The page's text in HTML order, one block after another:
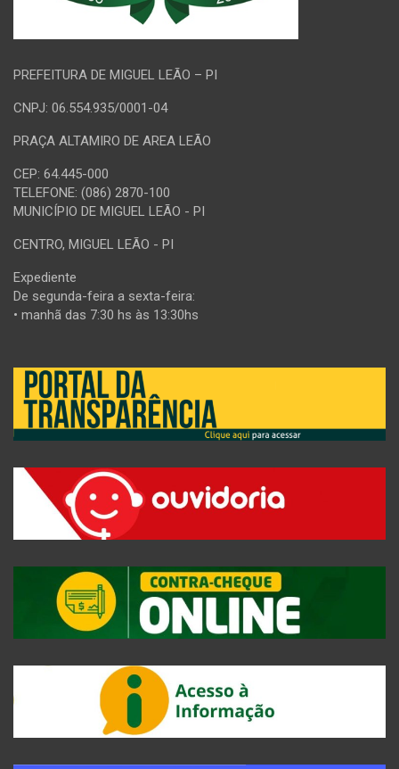
PREFEITURA DE MIGUEL LEÃO – PI
CNPJ: 06.554.935/0001-04
PRAÇA ALTAMIRO DE AREA LEÃO
CEP: 64.445-000
TELEFONE: (086) 2870-100
MUNICÍPIO DE MIGUEL LEÃO - PI
CENTRO, MIGUEL LEÃO - PI
Expediente
De segunda-feira a sexta-feira:
• manhã das 7:30 hs às 13:30hs